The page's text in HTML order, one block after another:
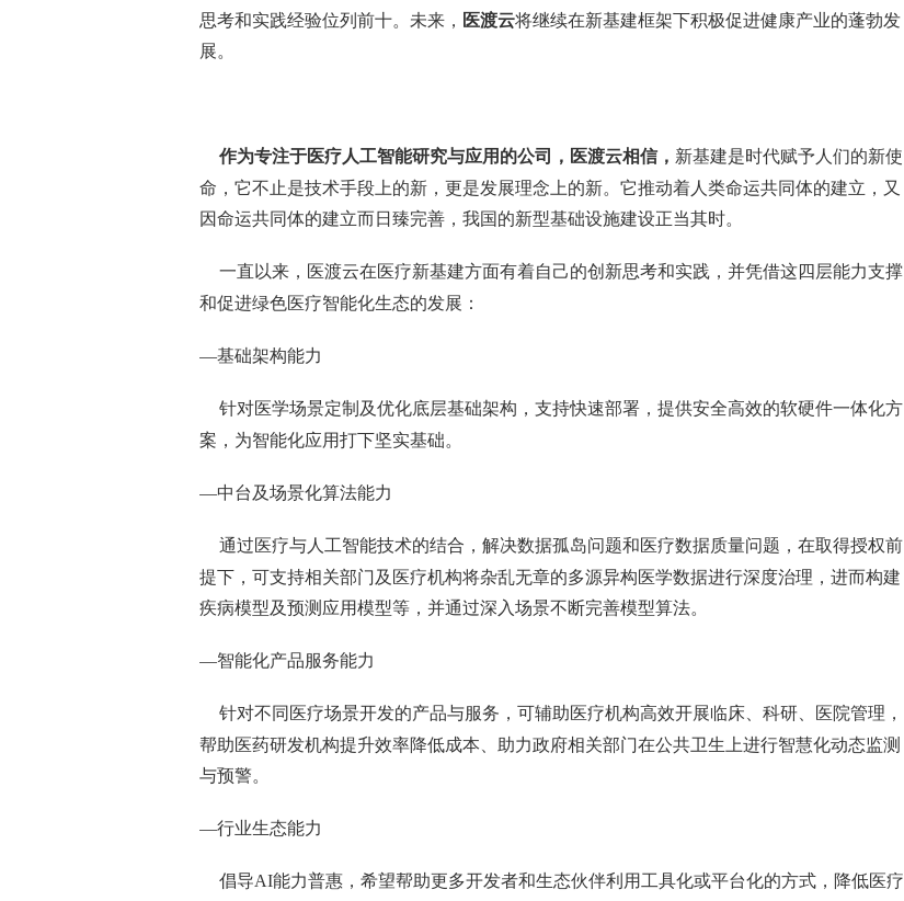
思考和实践经验位列前十。未来， 医渡云将继续在新基建框架下积极促进健康产业的蓬勃发
展。
作为专注于医疗人工智能研究与应用 的公司，医渡云相信， 新基建是时代赋予人们的新使
命，它不止是技术手段上的新，更是发展理念上的新。它推动着人类命运共同体的建立，又
因命运共同体的建立而日臻完善，我国的新型基础设施建设正当其时。
一直以来，医渡云在医疗新基建方面有着自己的创新思考和实践，并凭借这四层能力支撑
和促进绿色医疗智能化生态的发展：
—基础架构能力
针对医学场景定制及优化底层基础架构，支持快速部署，提供安全高效的软硬件一体化方
案，为智能化应用打下坚实基础。
—中台及场景化算法能力
通过医疗与人工智能技术的结合，解决数据孤岛问题和医疗数据质量问题，在取得授权前
提下，可支持相关部门及医疗机构将杂乱无章的多源异构医学数据进行深度治理，进而构建
疾病模型及预测应用模型等，并通过深入场景不断完善模型算法。
—智能化产品服务能力
针对不同医疗场景开发的产品与服务，可辅助医疗机构高效开展临床、科研、医院管理，
帮助医药研发机构提升效率降低成本、助力政府相关部门在公共卫生上进行智慧化动态监测
与预警。
—行业生态能力
倡导AI能力普惠，希望帮助更多开发者和生态伙伴利用工具化或平台化的方式，降低医疗